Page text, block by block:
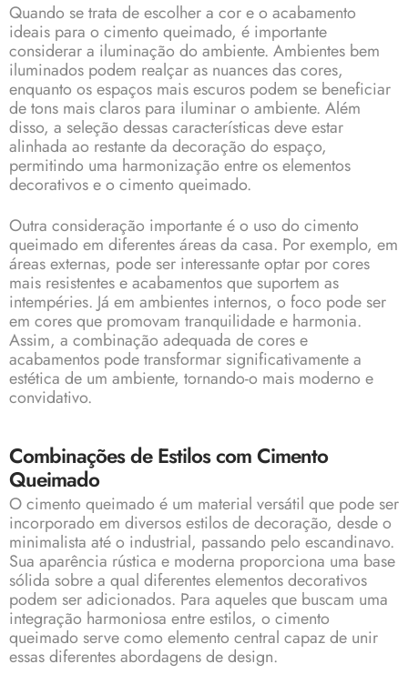
Quando se trata de escolher a cor e o acabamento
ideais para o cimento queimado, é importante
considerar a iluminação do ambiente. Ambientes bem
iluminados podem realçar as nuances das cores,
enquanto os espaços mais escuros podem se beneficiar
de tons mais claros para iluminar o ambiente. Além
disso, a seleção dessas características deve estar
alinhada ao restante da decoração do espaço,
permitindo uma harmonização entre os elementos
decorativos e o cimento queimado.
Outra consideração importante é o uso do cimento
queimado em diferentes áreas da casa. Por exemplo, em
áreas externas, pode ser interessante optar por cores
mais resistentes e acabamentos que suportem as
intempéries. Já em ambientes internos, o foco pode ser
em cores que promovam tranquilidade e harmonia.
Assim, a combinação adequada de cores e
acabamentos pode transformar significativamente a
estética de um ambiente, tornando-o mais moderno e
convidativo.
Combinações de Estilos com Cimento
Queimado
O cimento queimado é um material versátil que pode ser
incorporado em diversos estilos de decoração, desde o
minimalista até o industrial, passando pelo escandinavo.
Sua aparência rústica e moderna proporciona uma base
sólida sobre a qual diferentes elementos decorativos
podem ser adicionados. Para aqueles que buscam uma
integração harmoniosa entre estilos, o cimento
queimado serve como elemento central capaz de unir
essas diferentes abordagens de design.